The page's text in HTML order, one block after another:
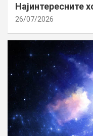
Најинтересните
26/07/2026